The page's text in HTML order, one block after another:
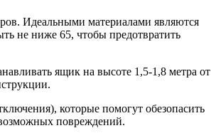
Идеальными материалами являются
не ниже 65, чтобы предотвратить
ящик на высоте 1,5-1,8 метра от
которые помогут обезопасить
повреждений.